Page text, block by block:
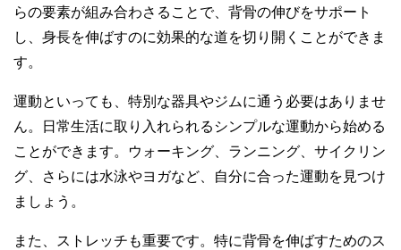
らの要素が組み合わさることで、背骨の伸びをサポート
し、身長を伸ばすのに効果的な道を切り開くことができま
す。
運動といっても、特別な器具やジムに通う必要はありませ
ん。日常生活に取り入れられるシンプルな運動から始める
ことができます。ウォーキング、ランニング、サイクリン
グ、さらには水泳やヨガなど、自分に合った運動を見つけ
ましょう。
また、ストレッチも重要です。特に背骨を伸ばすためのス